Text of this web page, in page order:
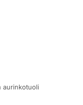
aurinkotuoli